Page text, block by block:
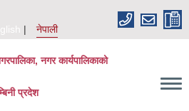
नेपाली
नगर कार्यपालिकाको
प्रदेश